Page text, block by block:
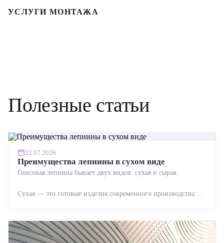
УСЛУГИ МОНТАЖА
Полезные статьи
22.07.2026
Преимущества лепнины в сухом виде
Гипсовая лепнина бывает двух видов: сухая и сырая.
Сухая — это готовые изделия современного производства: